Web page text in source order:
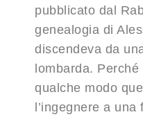
pubblicato dal
genealogia di
discendeva da
lombarda.
qualche modo
l’ingegnere a